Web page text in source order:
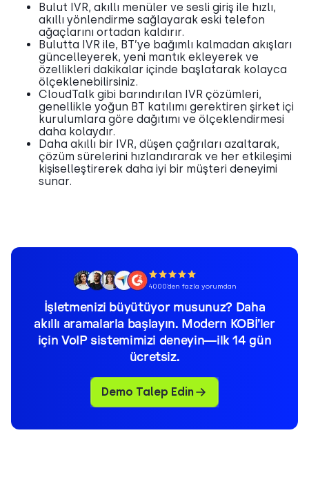
Bulut IVR, akıllı menüler ve sesli giriş ile hızlı,
akıllı yönlendirme sağlayarak eski telefon
ağaçlarını ortadan kaldırır.
Bulutta IVR ile, BT’ye bağımlı kalmadan akışları
güncelleyerek, yeni mantık ekleyerek ve
özellikleri dakikalar içinde başlatarak kolayca
ölçeklenebilirsiniz.
CloudTalk gibi barındırılan IVR çözümleri,
genellikle yoğun BT katılımı gerektiren şirket içi
kurulumlara göre dağıtımı ve ölçeklendirmesi
daha kolaydır.
Daha akıllı bir IVR, düşen çağrıları azaltarak,
çözüm sürelerini hızlandırarak ve her etkileşimi
kişiselleştirerek daha iyi bir müşteri deneyimi
sunar.
4000’den fazla yorumdan
İşletmenizi büyütüyor musunuz? Daha
akıllı aramalarla başlayın. Modern KOBİ’ler
için VoIP sistemimizi deneyin—ilk 14 gün
ücretsiz.
Demo Talep Edin